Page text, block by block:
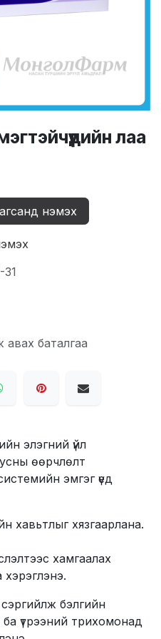
лаа
нэмэх
баталгаа
элэгний үйл
өөрчлөлт
эмгэг үед
хавьтлыг хязгаарлана.
хамгаалах
бэлгийн
үтрээний трихомонад